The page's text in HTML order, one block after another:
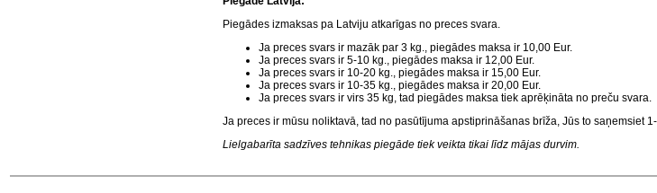
Piegādes izmaksas pa Latviju atkarīgas no preces svara.
Ja preces svars ir mazāk par 3 kg., piegādes maksa ir 10,00 Eur.
Ja preces svars ir 5-10 kg., piegādes maksa ir 12,00 Eur.
Ja preces svars ir 10-20 kg., piegādes maksa ir 15,00 Eur.
Ja preces svars ir 10-35 kg., piegādes maksa ir 20,00 Eur.
Ja preces svars ir virs 35 kg, tad piegādes maksa tiek aprēķināta no preču svara.
Ja preces ir mūsu noliktavā, tad no pasūtījuma apstiprināšanas brīža, Jūs to saņemsiet
Lielgabarīta sadzīves tehnikas piegāde tiek veikta tikai līdz mājas durvim.